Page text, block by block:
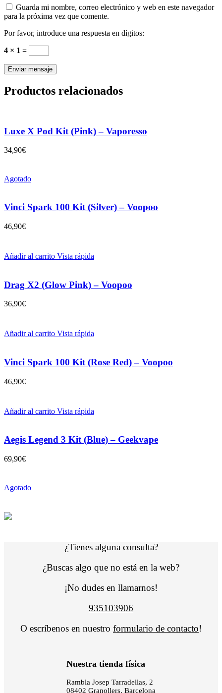
Guarda mi nombre, correo electrónico y web en este navegador
para la próxima vez que comente.
Por favor, introduce una respuesta en dígitos:
4 × 1 =
Productos relacionados
Luxe X Pod Kit (Pink) – Vaporesso
34,90€
Agotado
Vinci Spark 100 Kit (Silver) – Voopoo
46,90€
Añadir al carrito Vista rápida
Drag X2 (Glow Pink) – Voopoo
36,90€
Añadir al carrito Vista rápida
Vinci Spark 100 Kit (Rose Red) – Voopoo
46,90€
Añadir al carrito Vista rápida
Aegis Legend 3 Kit (Blue) – Geekvape
69,90€
Agotado
¿Tienes alguna consulta?
¿Buscas algo que no está en la web?
¡No dudes en llamarnos!
935103906
O escríbenos en nuestro formulario de contacto!
Nuestra tienda física
Rambla Josep Tarradellas, 2
08402 Granollers, Barcelona